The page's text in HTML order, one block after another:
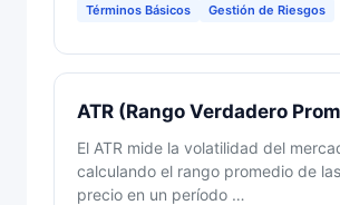
Términos Básicos Gestión de Riesgos
ATR (Rango Verdadero
El ATR mide la volatilidad del
calculando el rango promedio de
precio en un período …